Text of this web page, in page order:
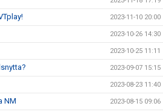
2023-11-10 20:00
2023-10-26 14:30
2023-10-25 11:11
2023-09-07 15:15
2023-08-23 11:40
NM 2023-08-15 09:06